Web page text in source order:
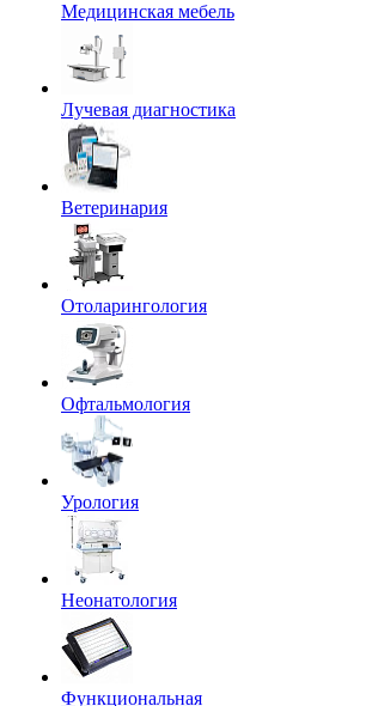
Медицинская мебель
Лучевая диагностика
Ветеринария
Отоларингология
Офтальмология
Урология
Неонатология
Функциональная